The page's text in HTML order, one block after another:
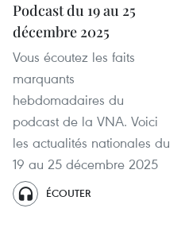
Podcast du 19 au 25
décembre 2025
Vous écoutez les faits
marquants
hebdomadaires du
podcast de la VNA. Voici
les actualités nationales du
19 au 25 décembre 2025
ÉCOUTER